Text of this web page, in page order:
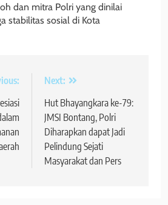
dan mitra Polri yang dinilai
stabilitas sosial di Kota
Next:
Hut Bhayangkara ke-79:
JMSI Bontang, Polri
Diharapkan dapat Jadi
Pelindung Sejati
Masyarakat dan Pers